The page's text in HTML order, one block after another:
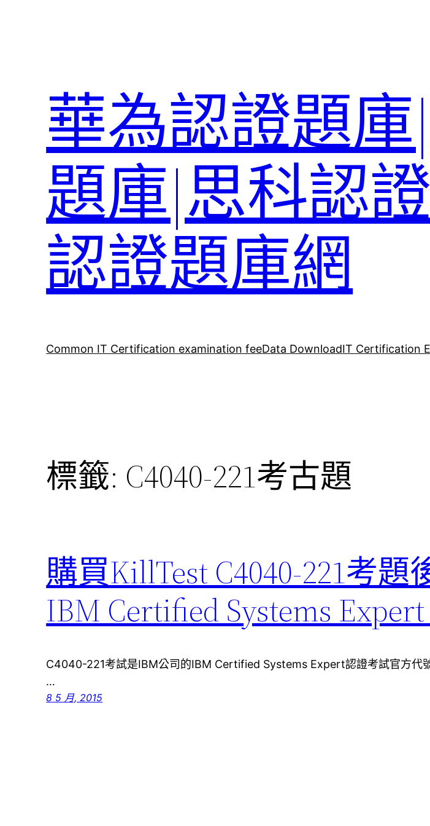
華為認證題
題庫|思科認
認證題庫網
Common IT Certification examination feeData DownloadIT Certification
標籤: C4040-221考古題
購買KillTest C4040-221考
IBM Certified Systems
C4040-221考試是IBM公司的IBM Certified Systems Expert認證考試官方代
…
8 5 月, 2015